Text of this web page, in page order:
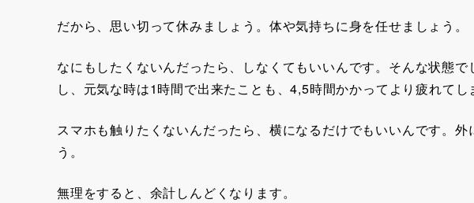
だから、思い切って休みましょう。体や気持ちに身を任せましょう。
なにもしたくないんだったら、しなくてもいいんです。そんな状態
し、元気な時は1時間で出来たことも、4,5時間かかってより疲れてし
スマホも触りたくないんだったら、横になるだけでもいいんです。
う。
無理をすると、余計しんどくなります。